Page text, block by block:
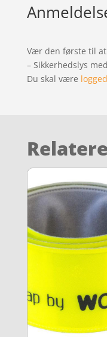
Vær den første til at
– Sikkerhedslys
Du skal være